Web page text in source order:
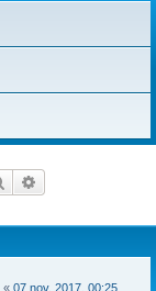
h
r
Rechercher
« 07 nov. 2017, 00:25